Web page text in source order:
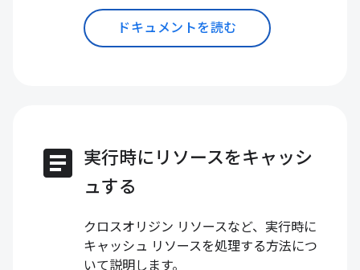
ドキュメントを読む
article 実行時にリソースをキャッシ
ュする
クロスオリジン リソースなど、実行時に
キャッシュ リソースを処理する方法につ
いて説明します。